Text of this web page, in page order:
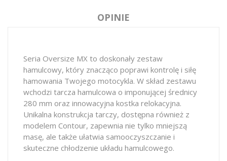
OPINIE
Seria Oversize MX to doskonały zestaw
hamulcowy, który znacząco poprawi kontrolę i siłę
hamowania Twojego motocykla. W skład zestawu
wchodzi tarcza hamulcowa o imponującej średnicy
280 mm oraz innowacyjna kostka relokacyjna.
Unikalna konstrukcja tarczy, dostępna również z
modelem Contour, zapewnia nie tylko mniejszą
masę, ale także ułatwia samooczyszczanie i
skuteczne chłodzenie układu hamulcowego.